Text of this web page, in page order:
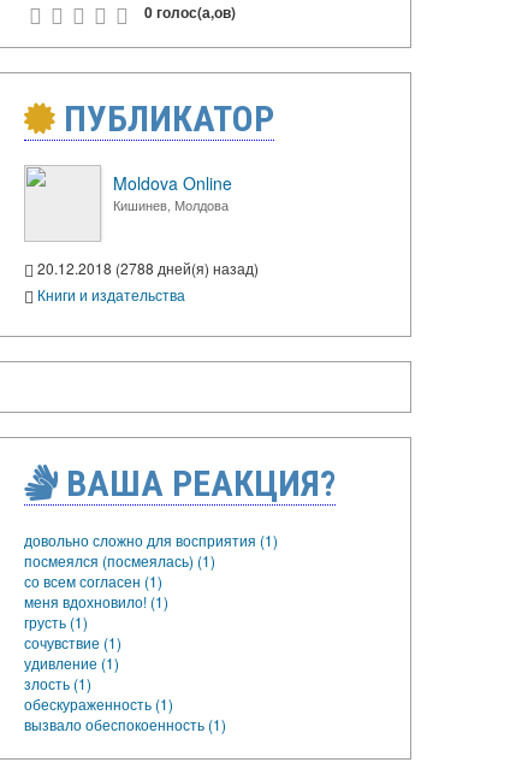
0 голос(а,ов)
ПУБЛИКАТОР
Moldova Online
Кишинев, Молдова
20.12.2018 (2788 дней(я) назад)
Книги и издательства
ВАША РЕАКЦИЯ?
довольно сложно для восприятия (1)
посмеялся (посмеялась) (1)
со всем согласен (1)
меня вдохновило! (1)
грусть (1)
сочувствие (1)
удивление (1)
злость (1)
обескураженность (1)
вызвало обеспокоенность (1)